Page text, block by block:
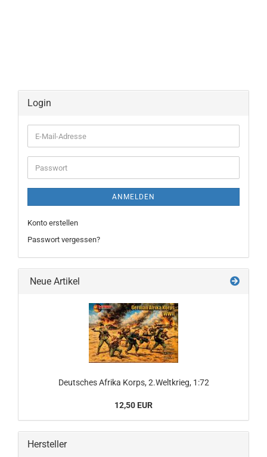
Login
E-
Mail-
Adresse
Passwort
ANMELDEN
Konto erstellen
Passwort vergessen?
Neue Artikel
Deutsches Afrika Korps, 2.Weltkrieg, 1:72
12,50 EUR
Hersteller